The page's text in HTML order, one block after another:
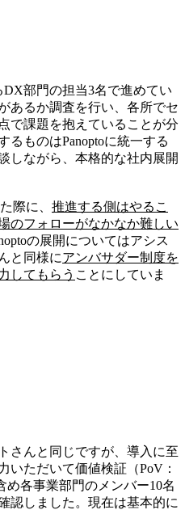
部門の担当3名で進めてい
あるか調査を行い、各所でセ
で課題を抱えていることが分
るものはPanoptoに統一する
しながら、本格的な社内展開
際に、 推進する側はやるこ
のフォローがなかなか難しい
の展開についてはアシス
と同様にアンバサダー制度を
してもらう ことにしていま
さんと同じですが、導入に至
いただいて価値検証（PoV：
め各事業部門のメンバー10名
認しました。現在は基本的に